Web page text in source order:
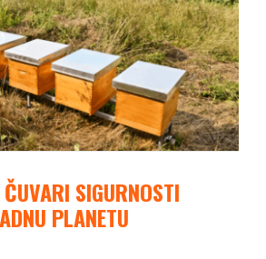
SIGURNOSTI
PLANETU